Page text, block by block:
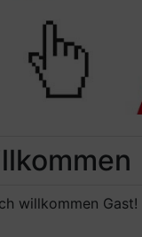
willkommen Gast!